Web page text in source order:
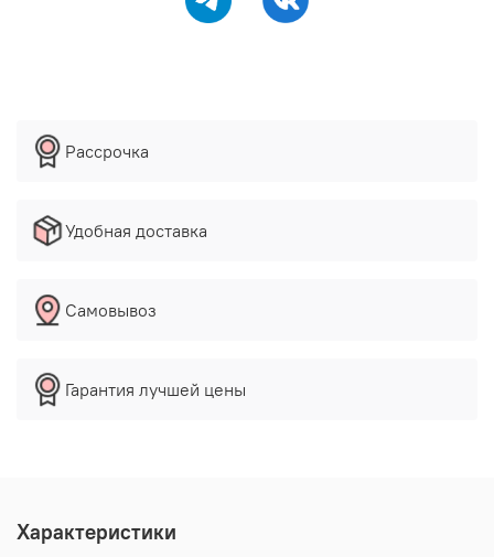
Рассрочка
Удобная доставка
Самовывоз
Гарантия лучшей цены
Характеристики